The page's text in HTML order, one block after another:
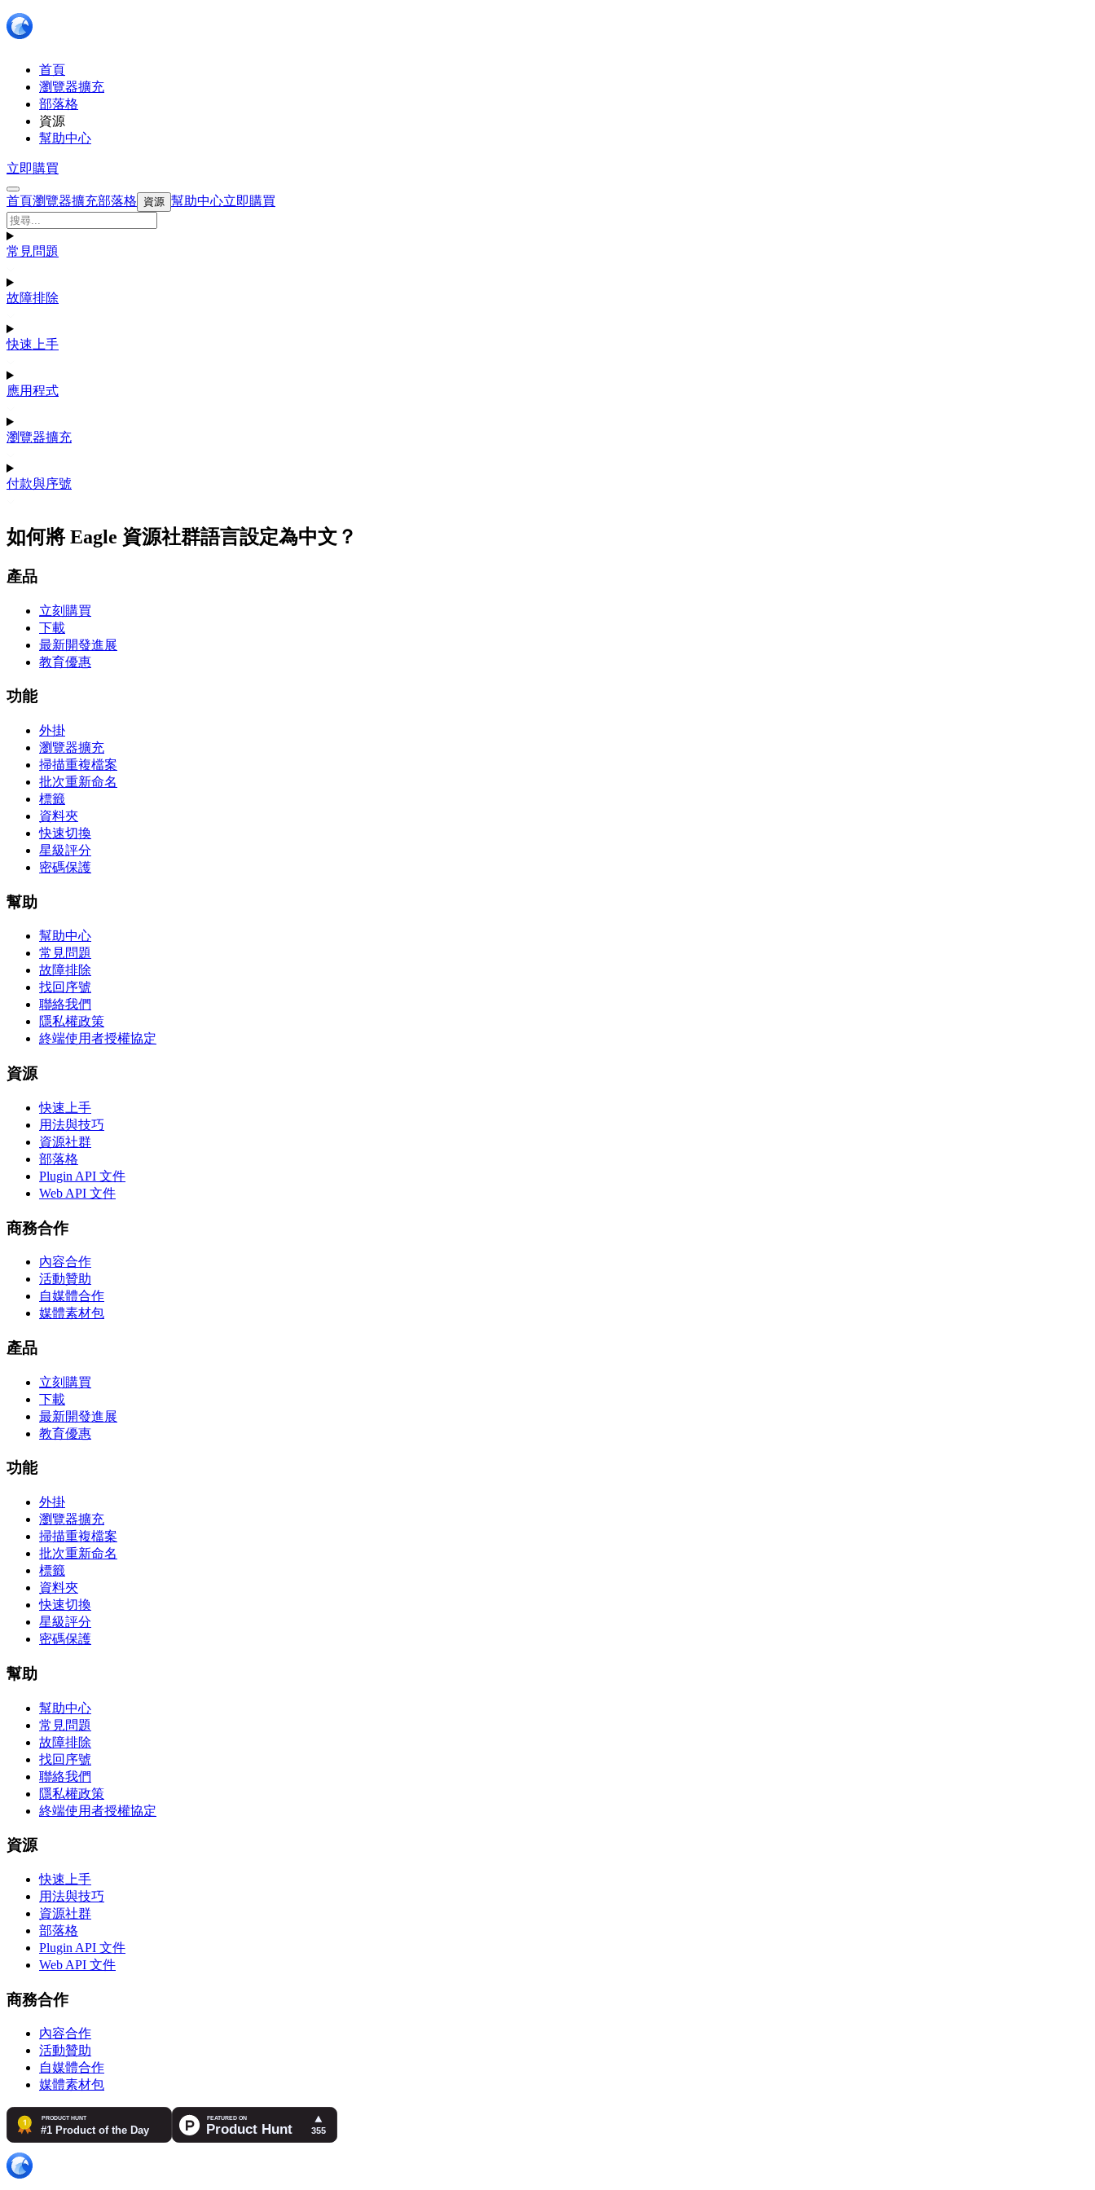
首頁
瀏覽器擴充
部落格
資源
幫助中心
立即購買
首頁瀏覽器擴充部落格 資源 幫助中心立即購買
常見問題
故障排除
快速上手
應用程式
瀏覽器擴充
付款與序號
如何將 Eagle 資源社群語言設定為中文？
產品
立刻購買
下載
最新開發進展
教育優惠
功能
外掛
瀏覽器擴充
掃描重複檔案
批次重新命名
標籤
資料夾
快速切換
星級評分
密碼保護
幫助
幫助中心
常見問題
故障排除
找回序號
聯絡我們
隱私權政策
終端使用者授權協定
資源
快速上手
用法與技巧
資源社群
部落格
Plugin API 文件
Web API 文件
商務合作
內容合作
活動贊助
自媒體合作
媒體素材包
產品
立刻購買
下載
最新開發進展
教育優惠
功能
外掛
瀏覽器擴充
掃描重複檔案
批次重新命名
標籤
資料夾
快速切換
星級評分
密碼保護
幫助
幫助中心
常見問題
故障排除
找回序號
聯絡我們
隱私權政策
終端使用者授權協定
資源
快速上手
用法與技巧
資源社群
部落格
Plugin API 文件
Web API 文件
商務合作
內容合作
活動贊助
自媒體合作
媒體素材包